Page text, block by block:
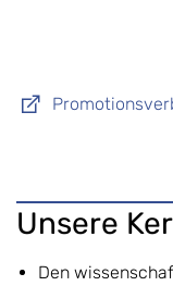
Unsere
Den